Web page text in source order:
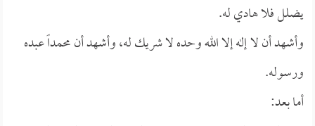
يضلل فلا هادي له.
وأشهد أن لا إله إلا الله وحده لا شريك له، وأشهد أن محمداً عبده
ورسوله.
أما بعد: